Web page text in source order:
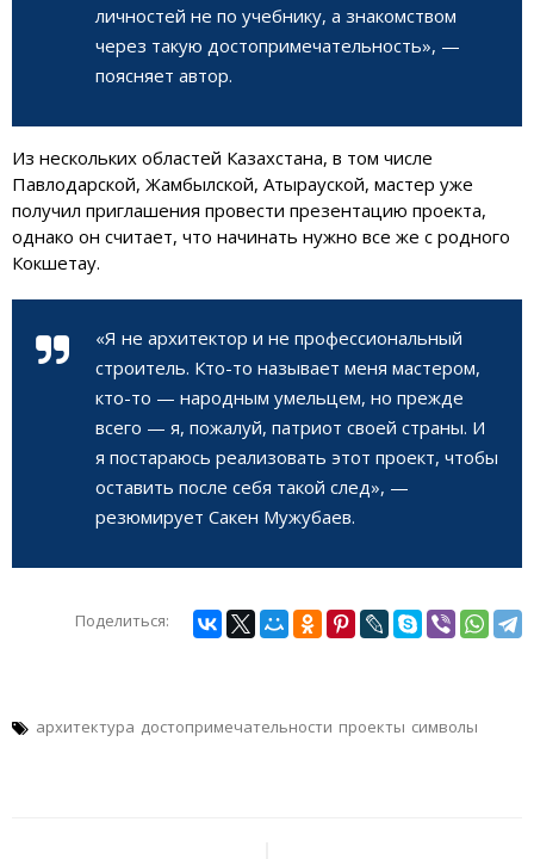
личностей не по учебнику, а знакомством
через такую достопримечательность», —
поясняет автор.
Из нескольких областей Казахстана, в том числе
Павлодарской, Жамбылской, Атырауской, мастер уже
получил приглашения провести презентацию проекта,
однако он считает, что начинать нужно все же с родного
Кокшетау.
«Я не архитектор и не профессиональный
строитель. Кто-то называет меня мастером,
кто-то — народным умельцем, но прежде
всего — я, пожалуй, патриот своей страны. И
я постараюсь реализовать этот проект, чтобы
оставить после себя такой след», —
резюмирует Сакен Мужубаев.
Поделиться:
архитектура достопримечательности проекты символы